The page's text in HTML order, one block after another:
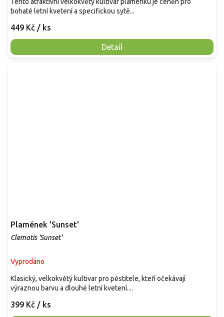
449 Kč / ks
Detail
Tento atraktivní velkokvětý kultivar plaménku je ceněn pro
bohaté letní kvetení a specifickou sytě...
Plamének 'Sunset'
Clematis 'Sunset'
Vyprodáno
399 Kč / ks
Klasický, velkokvětý kultivar pro pěstitele, kteří očekávají
výraznou barvu a dlouhé letní kvetení....